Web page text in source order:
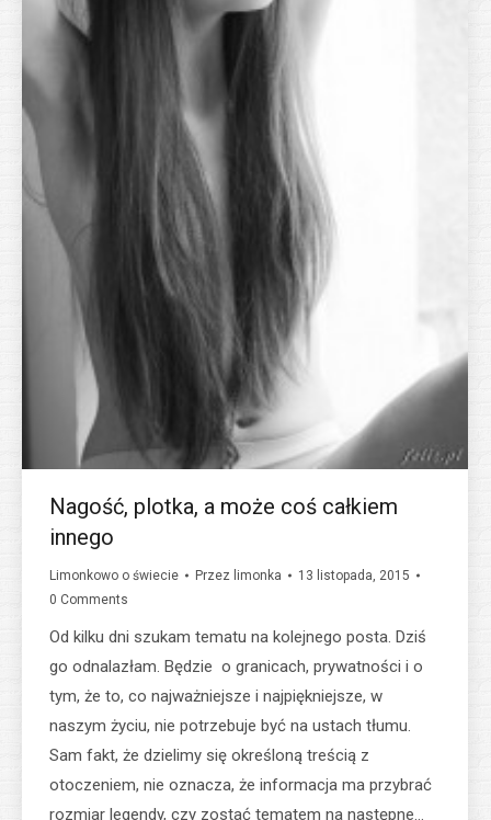
Nagość, plotka, a może coś całkiem
innego
Limonkowo o świecie Przez limonka
13 listopada, 2015
0 Comments
Od kilku dni szukam tematu na kolejnego posta. Dziś
go odnalazłam. Będzie o granicach, prywatności i o
tym, że to, co najważniejsze i najpiękniejsze, w
naszym życiu, nie potrzebuje być na ustach tłumu.
Sam fakt, że dzielimy się określoną treścią z
otoczeniem, nie oznacza, że informacja ma przybrać
rozmiar legendy, czy zostać tematem na następne…